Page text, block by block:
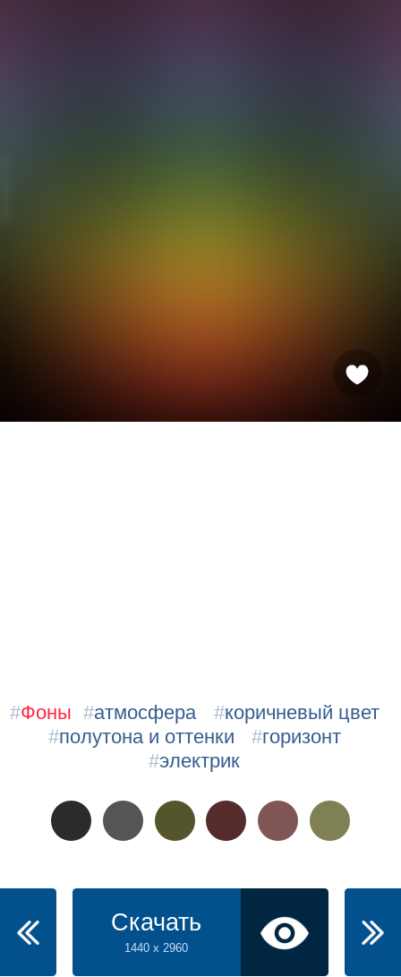
#Фоны #атмосфера #коричневый цвет
#полутона и оттенки #горизонт
#электрик
Скачать
1440 x 2960